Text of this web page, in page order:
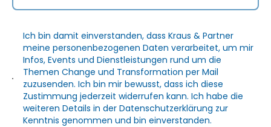
Ich bin damit einverstanden, dass Kraus & Partner
meine personenbezogenen Daten verarbeitet, um mir
Infos, Events und Dienstleistungen rund um die
Themen Change und Transformation per Mail
zuzusenden. Ich bin mir bewusst, dass ich diese
Zustimmung jederzeit widerrufen kann. Ich habe die
weiteren Details in derDatenschutzerklärung zur
Kenntnis genommen und bin einverstanden.